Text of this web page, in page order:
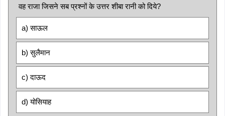
वह राजा जिसने सब प्रश्नों के उत्तर शीबा रानी को दिये?
a) साऊल
b) सुलैमान
c) दाऊद
d) योसियाह